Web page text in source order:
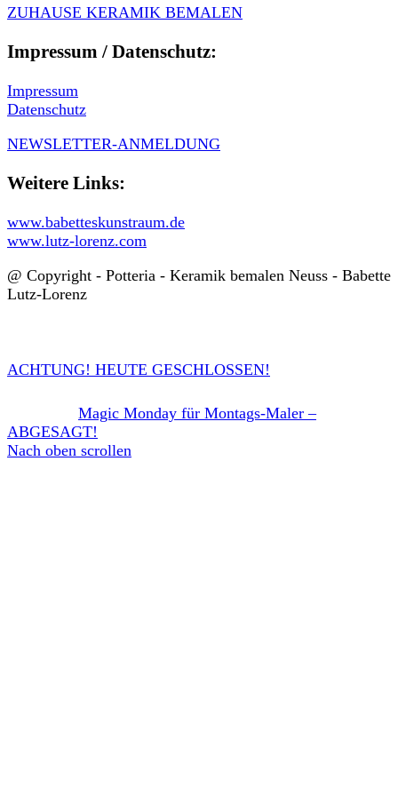
ZUHAUSE KERAMIK BEMALEN
Impressum / Datenschutz:
Impressum
Datenschutz
NEWSLETTER-ANMELDUNG
Weitere Links:
www.babetteskunstraum.de
www.lutz-lorenz.com
@ Copyright - Potteria - Keramik bemalen Neuss - Babette
Lutz-Lorenz
ACHTUNG! HEUTE GESCHLOSSEN!
Magic Monday für Montags-Maler –
ABGESAGT!
Nach oben scrollen